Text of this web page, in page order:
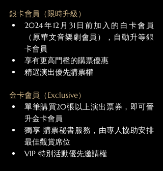
銀卡會員（限時升級）
2024年12月31日前加入的白卡會員
（原華文音樂劇會員），自動升等銀
卡會員
享有更高門檻的購票優惠
精選演出優先購票權
金卡會員（Exclusive）
單筆購買20張以上演出票券，即可晉
升金卡會員
獨享 購票秘書服務，由專人協助安排
最佳觀賞席位
VIP 特別活動優先邀請權